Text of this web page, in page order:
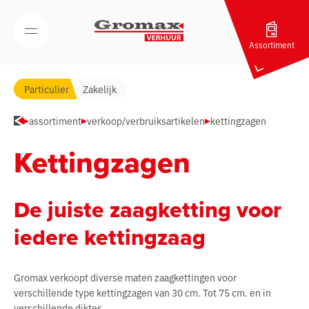
Open/Sluit mobiel menu
Assortiment
Particulier Zakelijk
assortiment verkoop/verbruiksartikelen kettingzagen
Kettingzagen
De juiste zaagketting voor
iedere kettingzaag
Gromax verkoopt diverse maten zaagkettingen voor
verschillende type kettingzagen van 30 cm. Tot 75 cm. en in